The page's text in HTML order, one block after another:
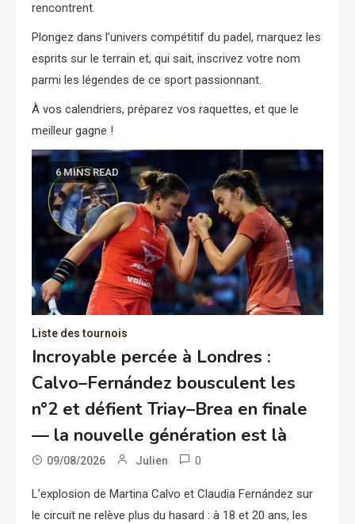
rencontrent.
Plongez dans l’univers compétitif du padel, marquez les
esprits sur le terrain et, qui sait, inscrivez votre nom
parmi les légendes de ce sport passionnant.
À vos calendriers, préparez vos raquettes, et que le
meilleur gagne !
6 MINS READ
Liste des tournois
Incroyable percée à Londres :
Calvo–Fernández bousculent les
n°2 et défient Triay–Brea en finale
— la nouvelle génération est là
09/08/2026 Julien 0
L’explosion de Martina Calvo et Claudia Fernández sur
le circuit ne relève plus du hasard : à 18 et 20 ans, les